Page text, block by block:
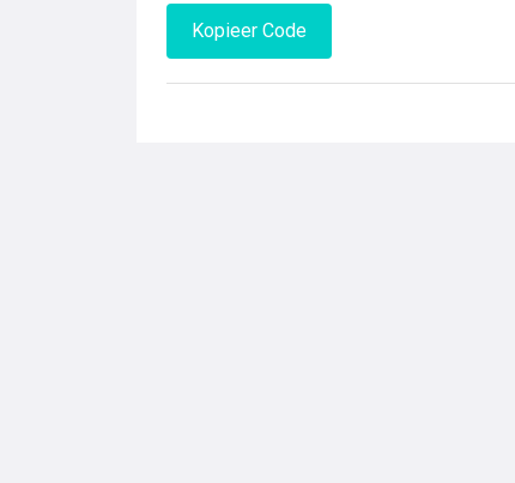
Kopieer Code